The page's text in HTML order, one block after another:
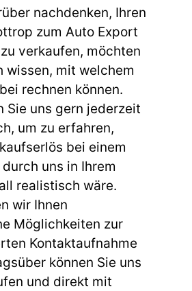
nachdenken, Ihren
zum Auto Export
verkaufen, möchten
wissen, mit welchem
rechnen können.
Sie uns gern jederzeit
um zu erfahren,
bei einem
durch uns in Ihrem
realistisch wäre.
wir Ihnen
Möglichkeiten zur
Kontaktaufnahme
können Sie uns
und direkt mit